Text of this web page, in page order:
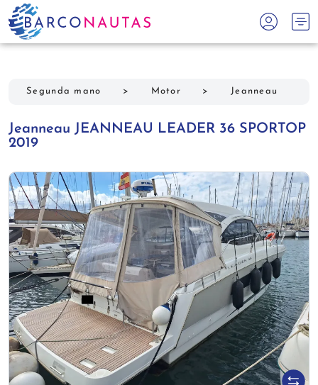
Segunda mano > Motor > Jeanneau
Jeanneau JEANNEAU LEADER 36 SPORTOP
2019